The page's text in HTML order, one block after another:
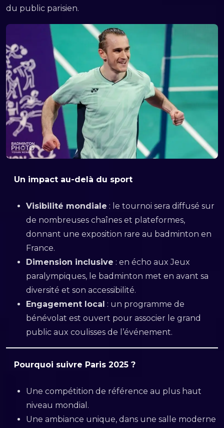
du public parisien.
Un impact au-delà du sport
Visibilité mondiale : le tournoi sera diffusé sur
de nombreuses chaînes et plateformes,
donnant une exposition rare au badminton en
France.
Dimension inclusive : en écho aux Jeux
paralympiques, le badminton met en avant sa
diversité et son accessibilité.
Engagement local : un programme de
bénévolat est ouvert pour associer le grand
public aux coulisses de l’événement.
Pourquoi suivre Paris 2025 ?
Une compétition de référence au plus haut
niveau mondial.
Une ambiance unique, dans une salle moderne